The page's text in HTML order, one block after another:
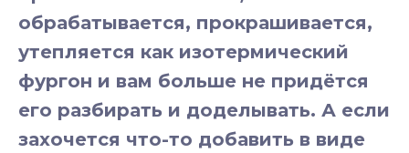
обрабатывается, прокрашивается,
утепляется как изотермический
фургон и вам больше не придётся
его разбирать и доделывать. А если
захочется что-то добавить в виде